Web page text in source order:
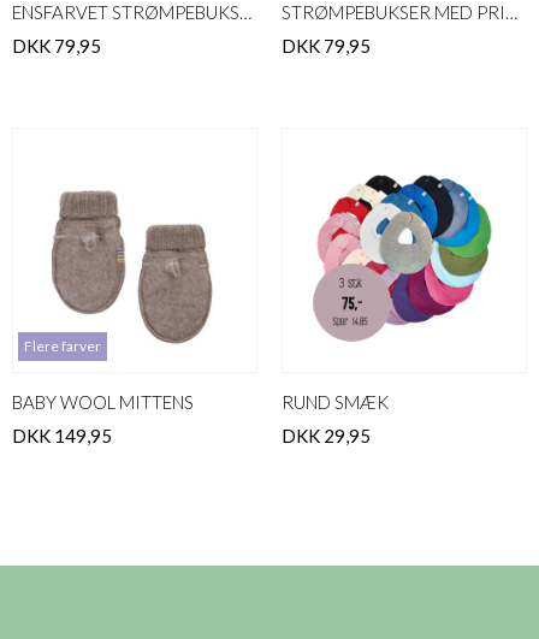
ENSFARVET STRØMPEBUKSER
DKK 79,95
STRØMPEBUKSER MED PRINT
DKK 79,95
Flere farver
BABY WOOL MITTENS
DKK 149,95
RUND SMÆK
DKK 29,95